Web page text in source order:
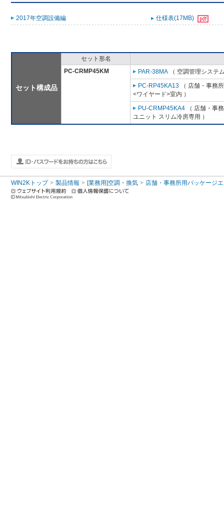
2017年空調設備編 仕様表(17MB)
セット構成品
セット形名
PC-CRMP45KM
PAR-38MA （ 空調管理システ
PC-RP45KA13 （ 店舗・事務
<ワイヤード>室内 ）
PU-CRMP45KA4 （ 店舗・事
ユニット スリム冷房専用 ）
WIN2Kトップ 製品情報 [業務用]空調・換気 店舗・事務所用パッケージ